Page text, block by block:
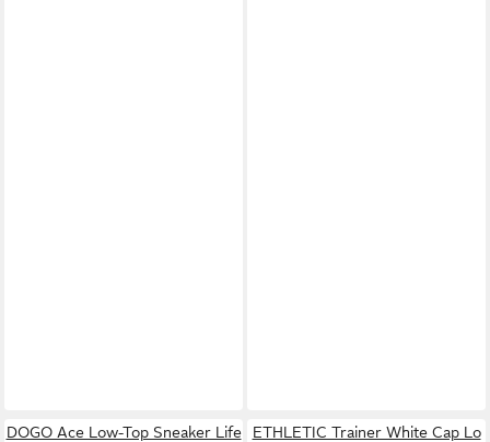
DOGO Ace Low-Top Sneaker Life
ETHLETIC Trainer White Cap Lo